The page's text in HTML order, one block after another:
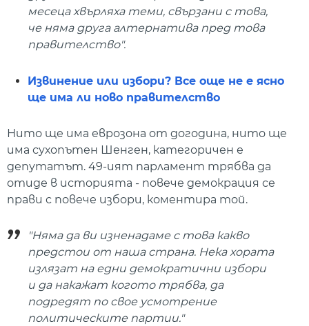
месеца хвърляха теми, свързани с това,
че няма друга алтернатива пред това
правителство".
Извинение или избори? Все още не е ясно
ще има ли ново правителство
Нито ще има еврозона от догодина, нито ще
има сухопътен Шенген, категоричен е
депутатът. 49-ият парламент трябва да
отиде в историята - повече демокрация се
прави с повече избори, коментира той.
"Няма да ви изненадаме с това какво
предстои от наша страна. Нека хората
излязат на едни демократични избори
и да накажат когото трябва, да
подредят по свое усмотрение
политическите партии."